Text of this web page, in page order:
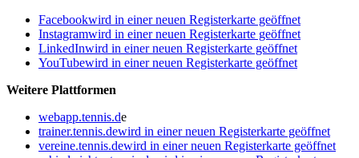
Facebookwird in einer neuen Registerkarte geöffnet
Instagramwird in einer neuen Registerkarte geöffnet
LinkedInwird in einer neuen Registerkarte geöffnet
YouTubewird in einer neuen Registerkarte geöffnet
Weitere Plattformen
webapp.tennis.de
trainer.tennis.dewird in einer neuen Registerkarte geöffnet
vereine.tennis.dewird in einer neuen Registerkarte geöffnet